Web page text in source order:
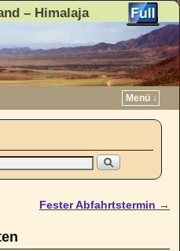
– Himalaja
Menü ↓
Fester Abfahrtstermin →